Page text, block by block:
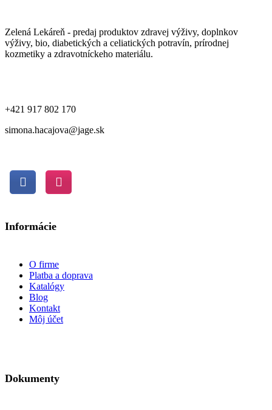
Zelená Lekáreň - predaj produktov zdravej výživy, doplnkov
výživy, bio, diabetických a celiatických potravín, prírodnej
kozmetiky a zdravotníckeho materiálu.
+421 917 802 170
simona.hacajova@jage.sk
Informácie
O firme
Platba a doprava
Katalógy
Blog
Kontakt
Môj účet
Dokumenty